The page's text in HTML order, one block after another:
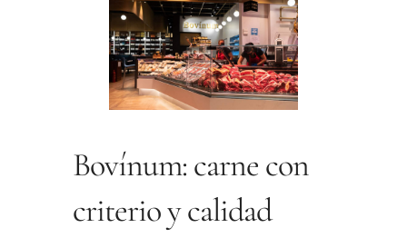
Bovínum: carne con
criterio y calidad